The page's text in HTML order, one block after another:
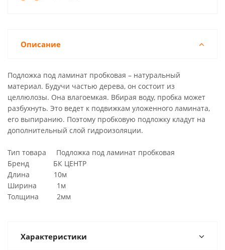
Описание
Подложка под ламинат пробковая – натуральный
материал. Будучи частью дерева, он состоит из
целлюлозы. Она влагоемкая. Вбирая воду, пробка может
разбухнуть. Это ведет к подвижкам уложенного ламината,
его выпиранию. Поэтому пробковую подложку кладут на
дополнительный слой гидроизоляции.
Тип товара Подложка под ламинат пробковая
Бренд БК ЦЕНТР
Длина 10м
Ширина 1м
Толщина 2мм
Характеристики